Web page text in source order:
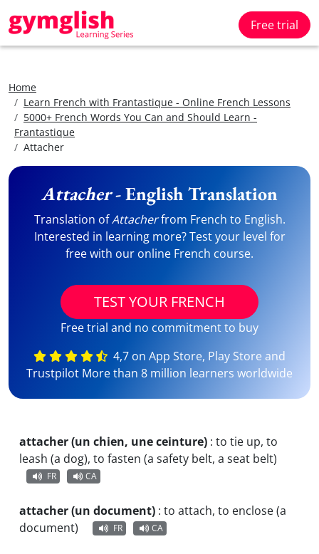
Free trial
Home
Learn French with Frantastique - Online French Lessons
5000+ French Words You Can and Should Learn -
Frantastique
Attacher
Attacher- English Translation
Translation ofAttacherfrom French to English.
Interested in learning more? Test your level for
free with our online French course.
TEST YOUR FRENCH
Free trial and no commitment to buy
4,7 on App Store, Play Store and
Trustpilot More than 8 million learners worldwide
attacher (un chien, une ceinture) : to tie up, to
leash (a dog), to fasten (a safety belt, a seat belt)
FR CA
attacher (un document) : to attach, to enclose (a
document)
FR CA